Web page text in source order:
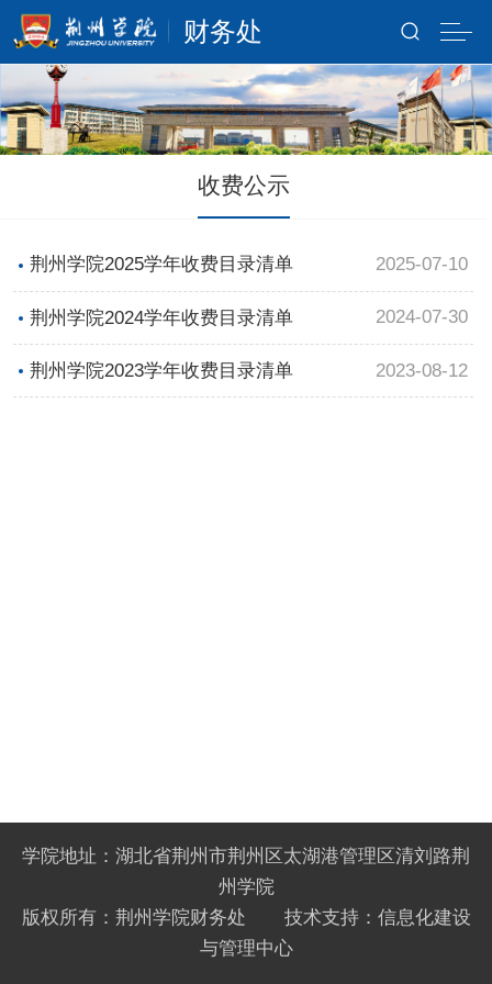
财务处
收费公示
荆州学院2025学年收费目录清单 2025-07-10
荆州学院2024学年收费目录清单 2024-07-30
荆州学院2023学年收费目录清单 2023-08-12
学院地址：湖北省荆州市荆州区太湖港管理区清刘路荆
州学院
版权所有：荆州学院财务处 技术支持：信息化建设
与管理中心